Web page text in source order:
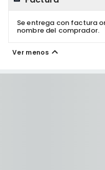
Se entrega con factura
nombre del comprador.
Ver menos